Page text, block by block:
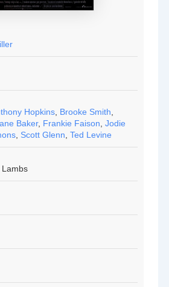
Hopkins Brooke Smith
Baker, Frankie Faison ,Jodie
Scott Glenn ,Ted Levine